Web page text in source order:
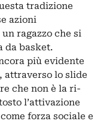
tradizione
azioni
ragazzo che si
da basket.
più evidente
attraverso lo slide
che non è la ri-
l’attivazione
forza sociale e